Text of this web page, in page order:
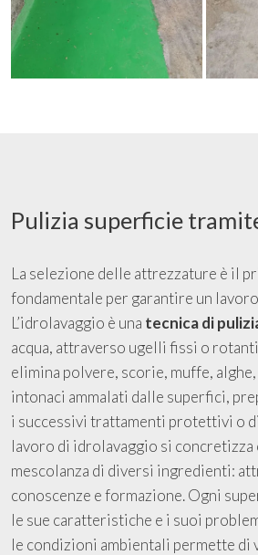
Pulizia superficie
La selezione delle attrezzature è il
fondamentale per garantire un lavoro
L’idrolavaggio è una tecnica di
acqua, attraverso ugelli fissi o
elimina polvere, scorie, muffe,
intonaci ammalati dalle superfici,
i successivi trattamenti protettivi o
lavoro di idrolavaggio si concretizza
mescolanza di diversi ingredienti:
conoscenze e formazione. Ogni
le sue caratteristiche e i suoi
le condizioni ambientali permette di